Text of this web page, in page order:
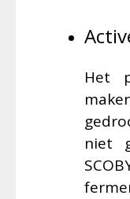
Het
niet